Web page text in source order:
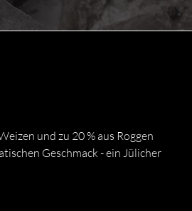
und zu 20 % aus Roggen
Geschmack - ein Jülicher